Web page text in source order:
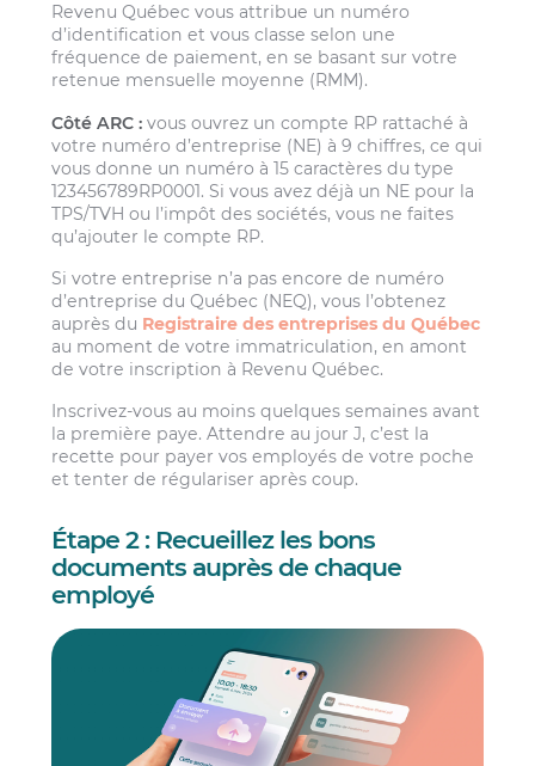
Revenu Québec vous attribue un numéro
d’identification et vous classe selon une
fréquence de paiement, en se basant sur votre
retenue mensuelle moyenne (RMM).
Côté ARC : vous ouvrez un compte RP rattaché à
votre numéro d’entreprise (NE) à 9 chiffres, ce qui
vous donne un numéro à 15 caractères du type
123456789RP0001. Si vous avez déjà un NE pour la
TPS/TVH ou l’impôt des sociétés, vous ne faites
qu’ajouter le compte RP.
Si votre entreprise n’a pas encore de numéro
d’entreprise du Québec (NEQ), vous l’obtenez
auprès du Registraire des entreprises du Québec
au moment de votre immatriculation, en amont
de votre inscription à Revenu Québec.
Inscrivez-vous au moins quelques semaines avant
la première paye. Attendre au jour J, c’est la
recette pour payer vos employés de votre poche
et tenter de régulariser après coup.
Étape 2 : Recueillez les bons
documents auprès de chaque
employé